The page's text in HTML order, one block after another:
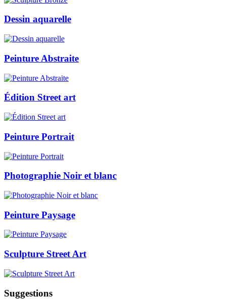
Dessin aquarelle
Peinture Abstraite
Édition Street art
Peinture Portrait
Photographie Noir et blanc
Peinture Paysage
Sculpture Street Art
Suggestions